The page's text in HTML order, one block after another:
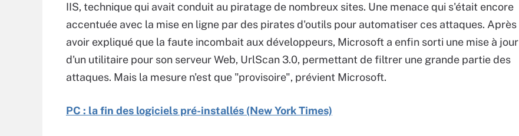
IIS, technique qui avait conduit au piratage de nombreux sites. Une menace qui s'était encore
accentuée avec la mise en ligne par des pirates d'outils pour automatiser ces attaques. Après
avoir expliqué que la faute incombait aux développeurs, Microsoft a enfin sorti une mise à jour
d'un utilitaire pour son serveur Web, UrlScan 3.0, permettant de filtrer une grande partie des
attaques. Mais la mesure n'est que "provisoire", prévient Microsoft.
PC : la fin des logiciels pré-installés (New York Times)